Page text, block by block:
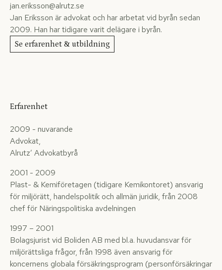
jan.eriksson@alrutz.se
Jan Eriksson är advokat och har arbetat vid byrån sedan
2009. Han har tidigare varit delägare i byrån.
Se erfarenhet & utbildning
Erfarenhet
2009 - nuvarande
Advokat,
Alrutz’ Advokatbyrå
2001 - 2009
Plast- & Kemiföretagen (tidigare Kemikontoret) ansvarig
för miljörätt, handelspolitik och allmän juridik, från 2008
chef för Näringspolitiska avdelningen
1997 – 2001
Bolagsjurist vid Boliden AB med bl.a. huvudansvar för
miljörättsliga frågor, från 1998 även ansvarig för
koncernens globala försäkringsprogram (personförsäkringar